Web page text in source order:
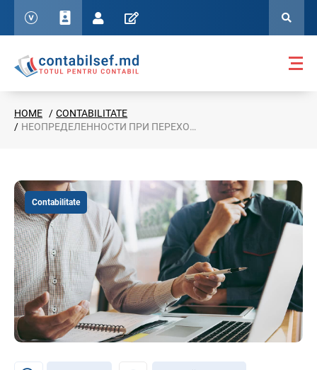
HOME
CONTABILITATE
НЕОПРЕДЕЛЕННОСТИ ПРИ ПЕРЕХОДЕ НА НОВЫЕ ПОЛОЖЕНИЯ О УДЕРЖАНИЯХ ИЗ ЗАРАБОТНОЙ ПЛАТЫ В 2021 ГОДУ. ПРИМЕРЫ
Contabilitate